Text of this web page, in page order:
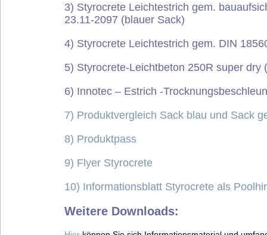
3) Styrocrete Leichtestrichgem. bauauf
23.11-2097 (blauer Sack)
4) Styrocrete Leichtestrich gem. DIN
5) Styrocrete-Leichtbeton 250R super dry
6) Innotec – Estrich -
7) Produktvergleich Sack blau und Sack
8) Produktpass
9) Flyer Styrocrete
10) Informationsblatt Styrocrete als
Weitere Downloads: